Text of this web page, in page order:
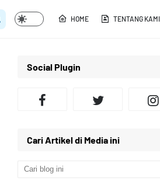
HOME TENTANG KAMI
Social Plugin
Cari Artikel di Media ini